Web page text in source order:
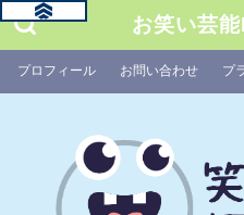
お笑い芸
プロフィール お問い合わせ プ